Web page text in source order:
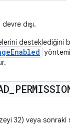
dışı.
desteklediğini
yöntemi
PERMISSION
32) veya sonraki